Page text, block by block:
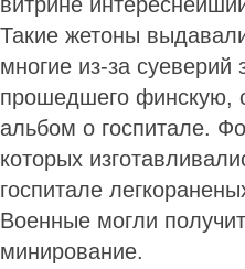
Такие жетоны
многие из-за
прошедшего финскую,
альбом о госпитале.
которых
госпитале
Военные могли
минирование.